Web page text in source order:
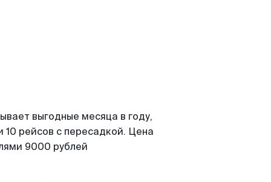
выгодные месяца в году,
рейсов с пересадкой. Цена
9000 рублей